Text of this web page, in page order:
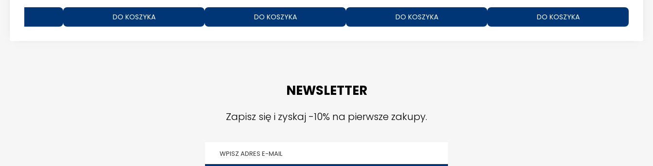
DO KOSZYKA DO KOSZYKA DO KOSZYKA DO KOSZYKA
NEWSLETTER
Zapisz się i zyskaj -10% na pierwsze zakupy.